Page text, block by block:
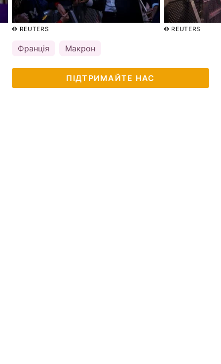
© REUTERS © REUTERS
Франція Макрон
ПІДТРИМАЙТЕ НАС